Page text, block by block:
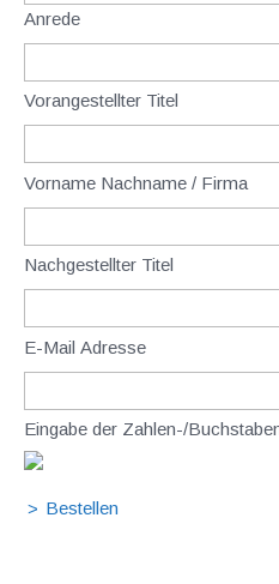
Anrede
Vorangestellter Titel
Vorname Nachname / Firma
Nachgestellter Titel
E-Mail Adresse
Eingabe der Zahlen-/